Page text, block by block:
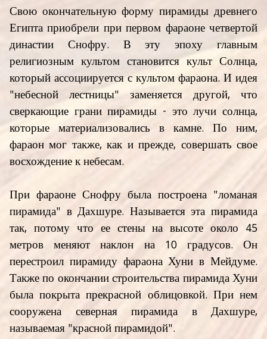
Свою окончательную форму пирамиды древнего
Египта приобрели при первом фараоне четвертой
династии Снофру. В эту эпоху главным
религиозным культом становится культ Солнца,
который ассоциируется с культом фараона. И идея
"небесной лестницы" заменяется другой, что
сверкающие грани пирамиды - это лучи солнца,
которые материализовались в камне. По ним,
фараон мог также, как и прежде, совершать свое
восхождение к небесам.
При фараоне Снофру была построена "ломаная
пирамида" в Дахшуре. Называется эта пирамида
так, потому что ее стены на высоте около 45
метров меняют наклон на 10 градусов. Он
перестроил пирамиду фараона Хуни в Мейдуме.
Также по окончании строительства пирамида Хуни
была покрыта прекрасной облицовкой. При нем
сооружена северная пирамида в Дахшуре,
называемая "красной пирамидой".